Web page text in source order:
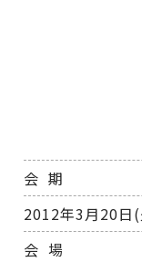
会 期
2012年3月20日
会 場